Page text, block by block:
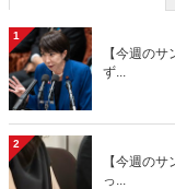
1
【今週の
ず...
2
【今週の
っ...